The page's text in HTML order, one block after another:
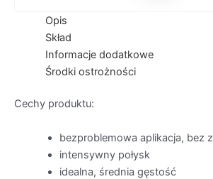
Opis
Skład
Informacje dodatkowe
Środki ostrożności
Cechy produktu:
bezproblemowa aplikacja, bez
intensywny połysk
idealna, średnia gęstość